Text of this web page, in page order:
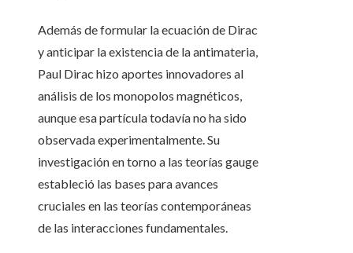
Además de formular la ecuación de Dirac
y anticipar la existencia de la antimateria,
Paul Dirac hizo aportes innovadores al
análisis de los monopolos magnéticos,
aunque esa partícula todavía no ha sido
observada experimentalmente. Su
investigación en torno a las teorías gauge
estableció las bases para avances
cruciales en las teorías contemporáneas
de las interacciones fundamentales.